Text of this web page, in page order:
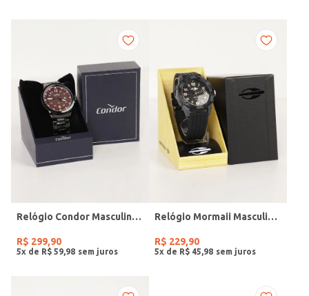
Relógio Condor Masculino PRETO
R$ 299,90
5x de R$ 59 98
Relógio Mormaii Masculino PRETO
R$ 229,90
5x de R$ 45 98